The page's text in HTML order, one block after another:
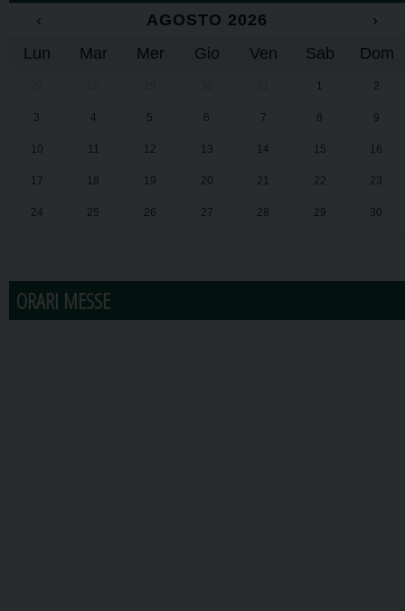
‹ AGOSTO 2026
›
Lun
Mar Mer Gio Ven Sab Dom
1 2
3 4 5 6 7 8 9
10 11 12 13 14 15 16
17 18 19 20 21 22 23
24 25 26 27 28 29 30
ORARI MESSE